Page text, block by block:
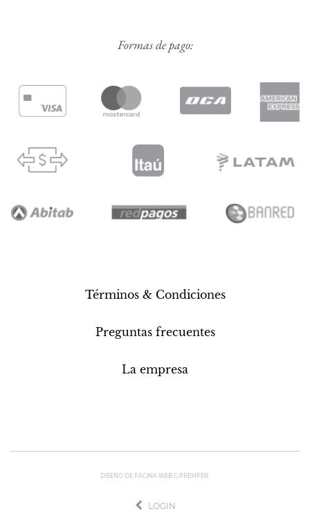
Formas de pago:
Términos & Condiciones
Preguntas frecuentes
La empresa
DISEÑO DE PÁGINA WEB G.PREMPER.
LOGIN